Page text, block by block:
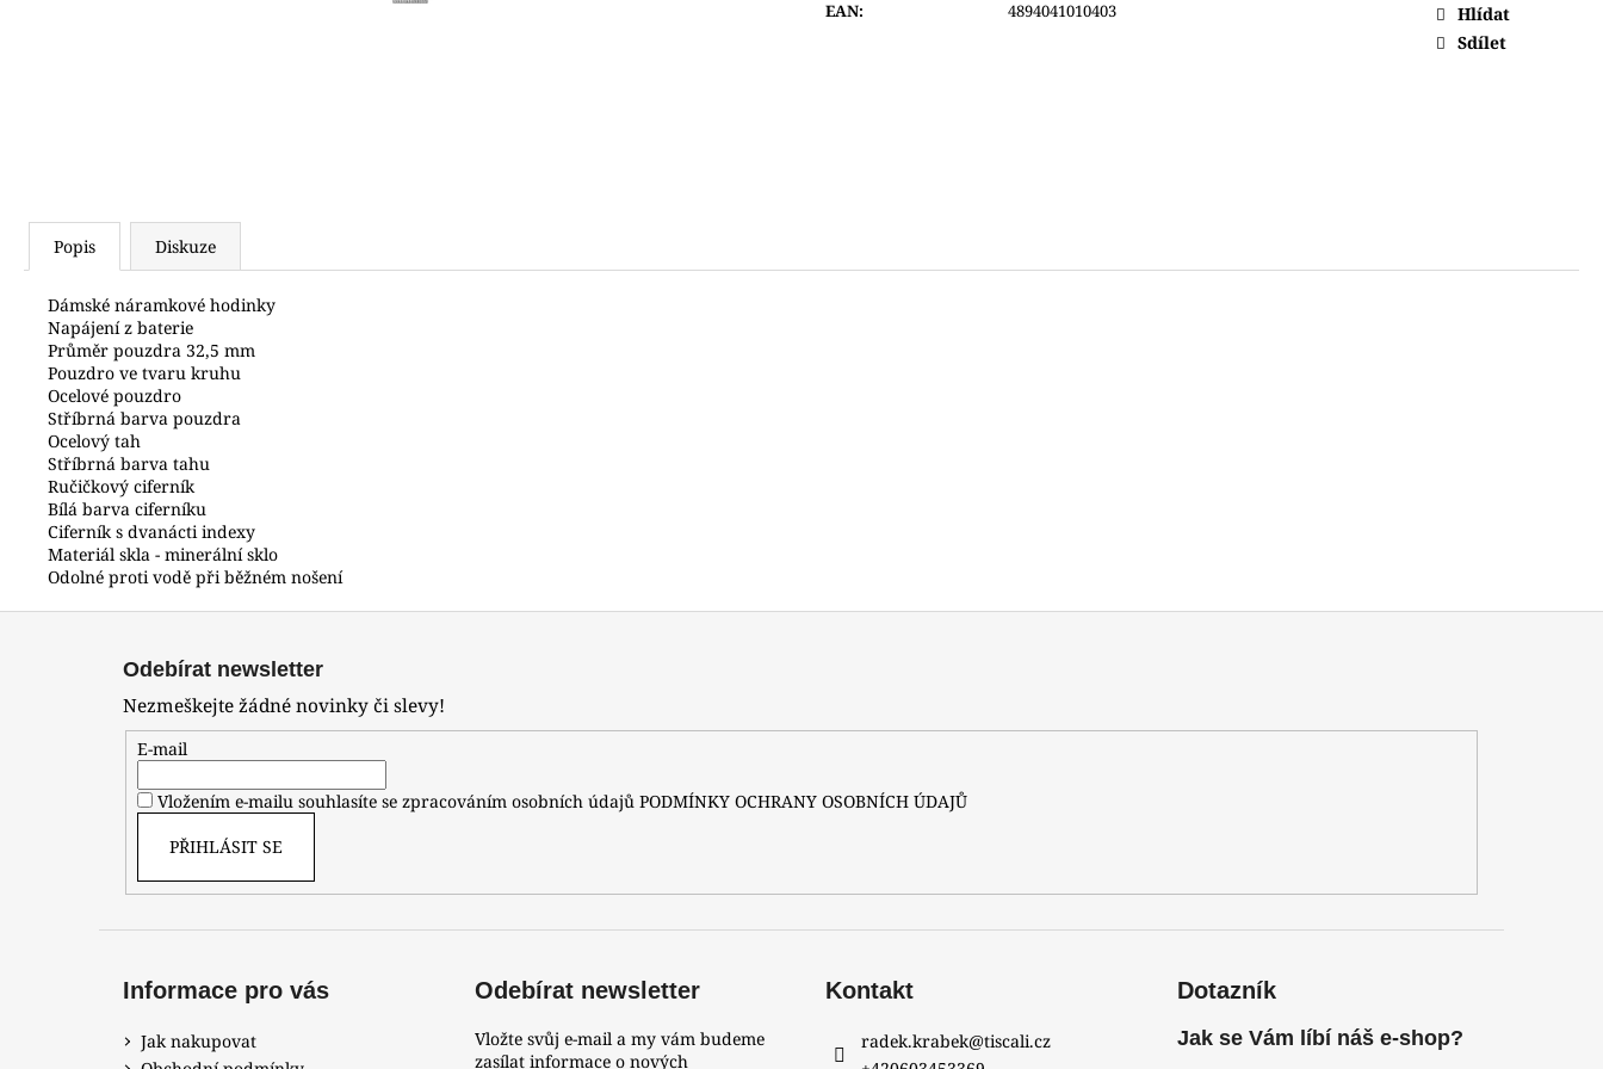
EAN: 4894041010403
Hlídat
Sdílet
Popis Diskuze
Dámské náramkové hodinky
Napájení z baterie
Průměr pouzdra 32,5 mm
Pouzdro ve tvaru kruhu
Ocelové pouzdro
Stříbrná barva pouzdra
Ocelový tah
Stříbrná barva tahu
Ručičkový ciferník
Bílá barva ciferníku
Ciferník s dvanácti indexy
Materiál skla - minerální sklo
Odolné proti vodě při běžném nošení
Odebírat newsletter
Nezmeškejte žádné novinky či slevy!
E-mail
Vložením e-mailu souhlasíte se zpracováním osobních údajů PODMÍNKY OCHRANY OSOBNÍCH ÚDAJŮ
PŘIHLÁSIT SE
Informace pro vás
Jak nakupovat
Odebírat newsletter
Vložte svůj e-mail a my vám budeme
zasílat informace o nových
Kontakt
radek.krabek@tiscali.cz
Dotazník
Jak se Vám líbí náš e-shop?